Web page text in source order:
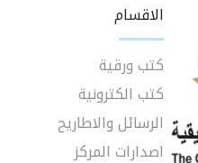
والاطاريح
المركز